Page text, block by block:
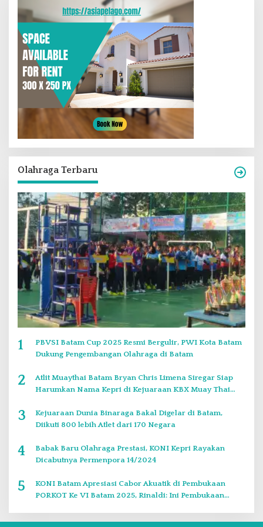
Olahraga Terbaru
1
PBVSI Batam Cup 2025 Resmi Bergulir, PWI Kota Batam
Dukung Pengembangan Olahraga di Batam
2
Atlit Muaythai Batam Bryan Chris Limena Siregar Siap
Harumkan Nama Kepri di Kejuaraan KBX Muay Thai
3
Kejuaraan Dunia Binaraga Bakal Digelar di Batam,
Diikuti 800 lebih Atlet dari 170 Negara
4
Babak Baru Olahraga Prestasi, KONI Kepri Rayakan
Dicabutnya Permenpora 14/2024
5
KONI Batam Apresiasi Cabor Akuatik di Pembukaan
PORKOT Ke VI Batam 2025, Rinaldi: Ini Pembukaan